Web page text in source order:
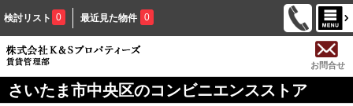
検討リスト 0 最近見た物件 0
お問合せ
さいたま市中央区のコンビニエンスストア